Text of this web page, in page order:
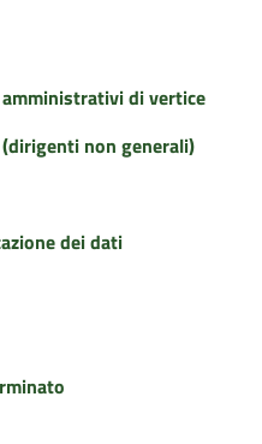
di vertice
non generali)
dei dati